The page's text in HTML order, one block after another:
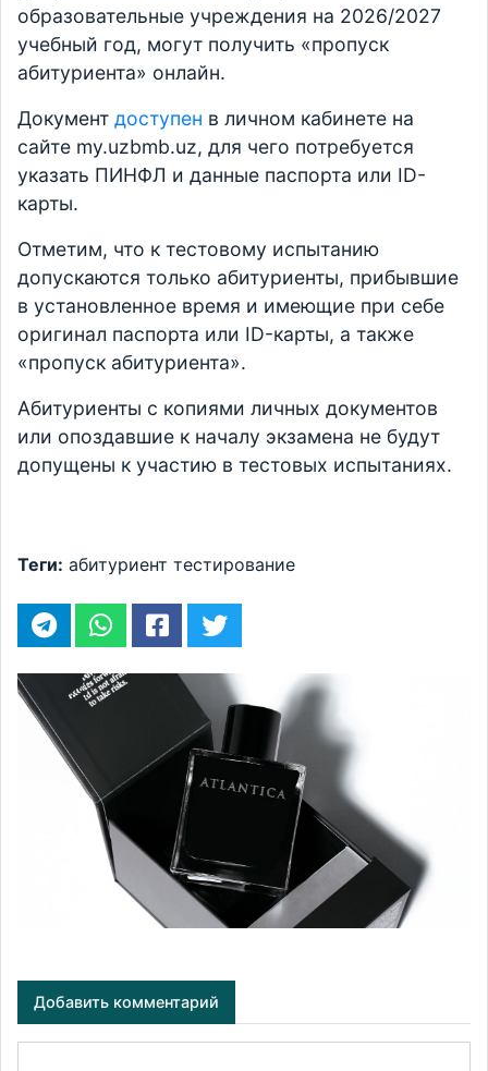
образовательные учреждения на 2026/2027
учебный год, могут получить «пропуск
абитуриента» онлайн.
Документ доступен в личном кабинете на
сайте my.uzbmb.uz, для чего потребуется
указать ПИНФЛ и данные паспорта или ID-
карты.
Отметим, что к тестовому испытанию
допускаются только абитуриенты, прибывшие
в установленное время и имеющие при себе
оригинал паспорта или ID-карты, а также
«пропуск абитуриента».
Абитуриенты с копиями личных документов
или опоздавшие к началу экзамена не будут
допущены к участию в тестовых испытаниях.
Теги: абитуриент тестирование
Добавить комментарий